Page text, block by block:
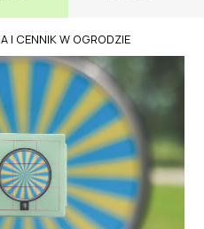
I CENNIK W OGRODZIE